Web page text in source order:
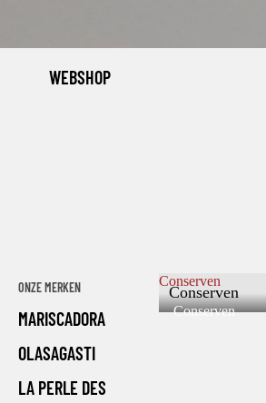
WEBSHOP
ONZE MERKEN
MARISCADORA
OLASAGASTI
LA PERLE DES
Conserven
Conserven
Conserven